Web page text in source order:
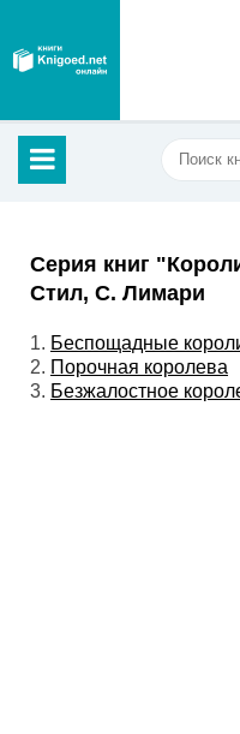
Серия книг
Стил, С. Лимари
1. Беспощадные
2. Порочная королева
3. Безжалостное